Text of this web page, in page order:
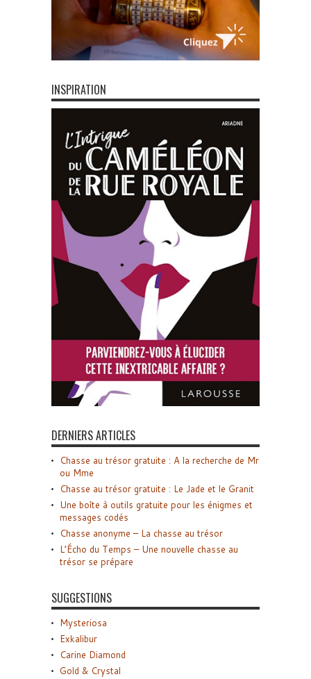
INSPIRATION
DERNIERS ARTICLES
Chasse au trésor gratuite : A la recherche de Mr
ou Mme
Chasse au trésor gratuite : Le Jade et le Granit
Une boîte à outils gratuite pour les énigmes et
messages codés
Chasse anonyme – La chasse au trésor
L’Écho du Temps – Une nouvelle chasse au
trésor se prépare
SUGGESTIONS
Mysteriosa
Exkalibur
Carine Diamond
Gold & Crystal